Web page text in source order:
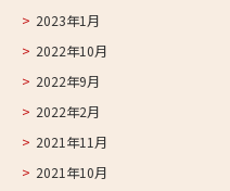
2023年1月
2022年10月
2022年9月
2022年2月
2021年11月
2021年10月